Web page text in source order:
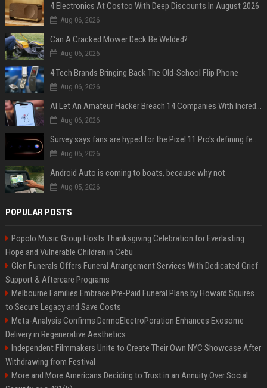
4 Electronics At Costco With Deep Discounts In August 2026
Aug 06, 2026
Can A Cracked Mower Deck Be Welded?
Aug 06, 2026
4 Tech Brands Bringing Back The Old-School Flip Phone
Aug 06, 2026
AI Let An Amateur Hacker Breach 14 Companies With Incredibly Simple Prompts
Aug 06, 2026
Survey says fans are hyped for the Pixel 11 Pro's defining feature, but the doubters are loud
Aug 05, 2026
Android Auto is coming to boats, because why not
Aug 05, 2026
POPULAR POSTS
Popolo Music Group Hosts Thanksgiving Celebration for Everlasting
Hope and Vulnerable Children in Cebu
Glen Funerals Offers Funeral Arrangement Services With Dedicated Grief
Support & Aftercare Programs
Melbourne Families Embrace Pre-Paid Funeral Plans by Howard Squires
to Secure Legacy and Save Costs
Meta-Analysis Confirms DermoElectroPoration Enhances Exosome
Delivery in Regenerative Aesthetics
Independent Filmmakers Unite to Create Their Own NYC Showcase After
Withdrawing from Festival
More and More Americans Deciding to Trust in an Annuity Over Social